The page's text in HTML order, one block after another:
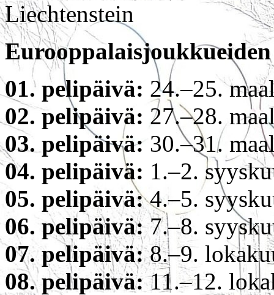
Liechtenstein
01. pelipäivä: 24.–25.
02. pelipäivä: 27.–28.
03. pelipäivä: 30.–31.
04. pelipäivä: 1.–2.
05. pelipäivä:4.–5.
06. pelipäivä:7.–8.
07. pelipäivä:8.–9.
08. pelipäivä:11.–12.